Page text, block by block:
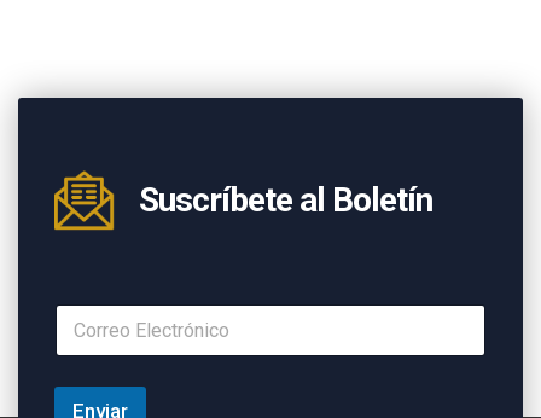
Suscríbete al Boletín
Enviar